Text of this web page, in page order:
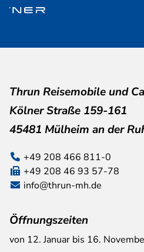
Thrun Reisemobile und
Kölner Straße 159-161
45481 Mülheim an der
+49 208 466 811-0
+49 208 46 93 57-78
info@thrun-mh.de
Öffnungszeiten
von 12. Januar bis 16.